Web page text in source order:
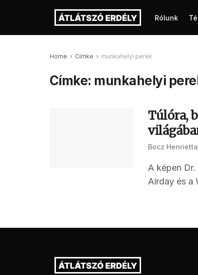
Rólunk
Home Címke munkahelyi perek
Címke: munkahelyi
Túlóra,
Bocz Henrietta
A képen
Airday és a